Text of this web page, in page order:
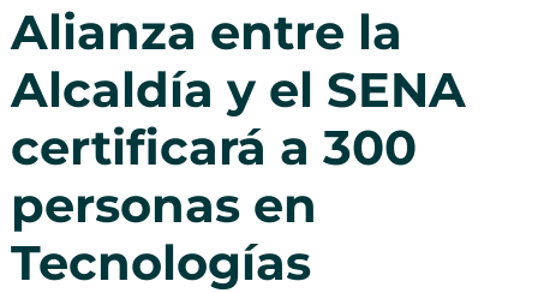
Alianza entre la
Alcaldía y el SENA
certificará a 300
personas en
Tecnologías